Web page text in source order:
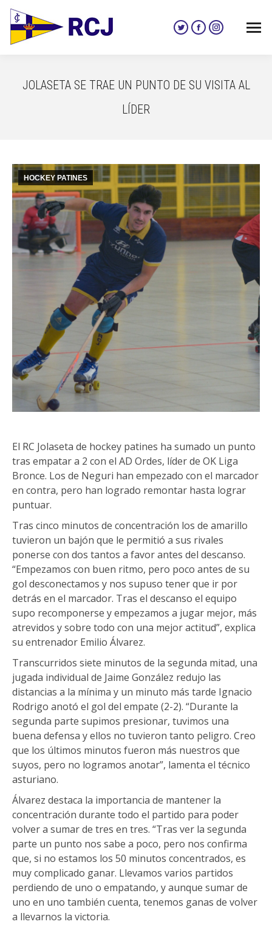
Twitter
in
new
Facebook
in
new
Instagram
in
new
JOLASETA SE TRAE UN PUNTO DE SU VISITA AL
LÍDER
HOCKEY PATINES
El RC Jolaseta de hockey patines ha sumado un punto
tras empatar a 2 con el AD Ordes, líder de OK Liga
Bronce. Los de Neguri han empezado con el marcador
en contra, pero han logrado remontar hasta lograr
puntuar.
Tras cinco minutos de concentración los de amarillo
tuvieron un bajón que le permitió a sus rivales
ponerse con dos tantos a favor antes del descanso.
“Empezamos con buen ritmo, pero poco antes de su
gol desconectamos y nos supuso tener que ir por
detrás en el marcador. Tras el descanso el equipo
supo recomponerse y empezamos a jugar mejor, más
atrevidos y sobre todo con una mejor actitud”, explica
su entrenador Emilio Álvarez.
Transcurridos siete minutos de la segunda mitad, una
jugada individual de Jaime González redujo las
distancias a la mínima y un minuto más tarde Ignacio
Rodrigo anotó el gol del empate (2-2). “Durante la
segunda parte supimos presionar, tuvimos una
buena defensa y ellos no tuvieron tanto peligro. Creo
que los últimos minutos fueron más nuestros que
suyos, pero no logramos anotar”, lamenta el técnico
asturiano.
Álvarez destaca la importancia de mantener la
concentración durante todo el partido para poder
volver a sumar de tres en tres. “Tras ver la segunda
parte un punto nos sabe a poco, pero nos confirma
que, si no estamos los 50 minutos concentrados, es
muy complicado ganar. Llevamos varios partidos
perdiendo de uno o empatando, y aunque sumar de
uno en uno también cuenta, tenemos ganas de volver
a llevarnos la victoria.